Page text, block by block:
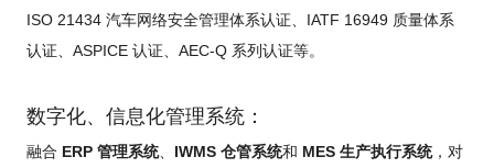
ISO 21434 汽车网络安全管理体系认证、IATF 16949 质量体系
认证、ASPICE 认证、AEC-Q 系列认证等。
数字化、信息化管理系统：
融合 ERP 管理系统、 IWMS 仓管系统和 MES 生产执行系统，对